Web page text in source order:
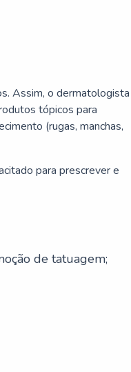
Assim, o dermatologista
tópicos para
(rugas, manchas,
para prescrever e
de tatuagem;